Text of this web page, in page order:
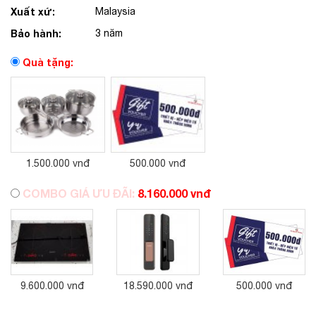
Xuất xứ: Malaysia
Bảo hành: 3 năm
Quà tặng:
1.500.000 vnđ 500.000 vnđ
COMBO GIÁ ƯU ĐÃI: 8.160.000 vnđ
9.600.000 vnđ 18.590.000 vnđ 500.000 vnđ